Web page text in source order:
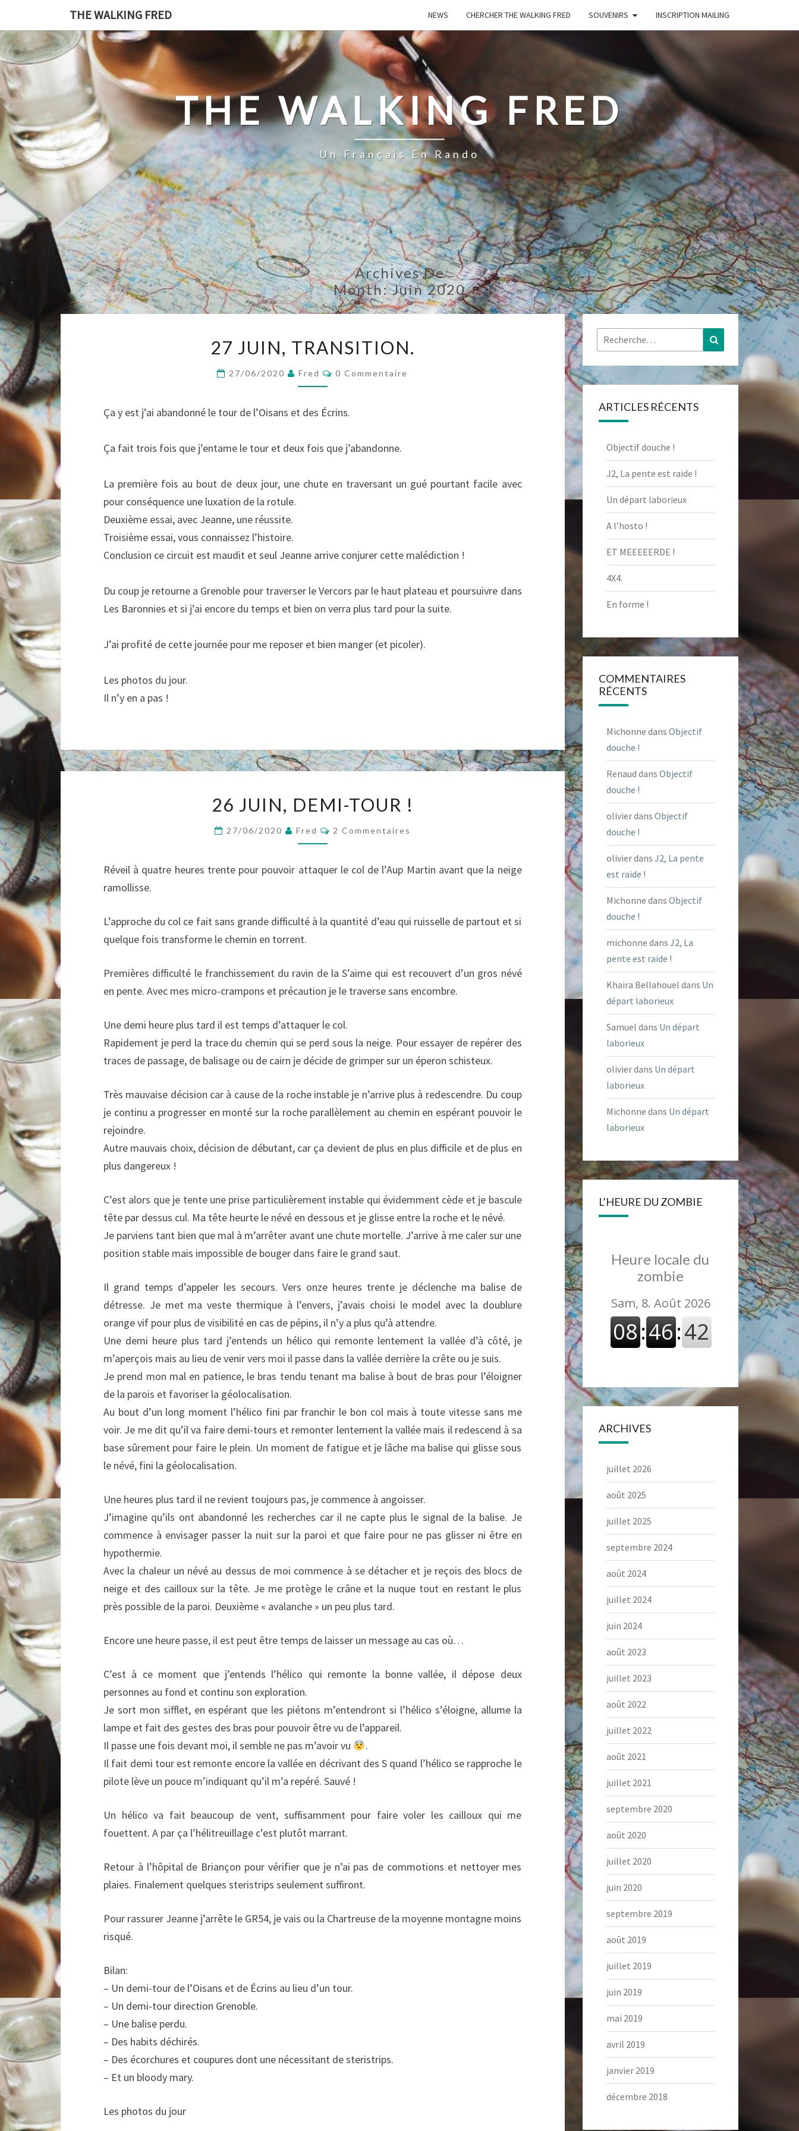
content
THE WALKING FRED NEWS CHERCHER THE WALKING FRED SOUVENIRS INSCRIPTION MAILING
THE WALKING FRED
Un Français En Rando
Archives De
Month:Juin 2020
JUIN,
TRANSITION.
27 JUIN, TRANSITION.
27/06/2020 Fred Commentaires
0 Commentaire
Ça y est j’ai abandonné le tour de l’Oisans et des Écrins.
Ça fait trois fois que j’entame le tour et deux fois que j’abandonne.
La première fois au bout de deux jour, une chute en traversant un gué pourtant facile avec
pour conséquence une luxation de la rotule.
Deuxième essai, avec Jeanne, une réussite.
Troisième essai, vous connaissez l’histoire.
Conclusion ce circuit est maudit et seul Jeanne arrive conjurer cette malédiction !
Du coup je retourne a Grenoble pour traverser le Vercors par le haut plateau et poursuivre dans
Les Baronnies et si j’ai encore du temps et bien on verra plus tard pour la suite.
J’ai profité de cette journée pour me reposer et bien manger (et picoler).
Les photos du jour.
Il n’y en a pas !
JUIN,
DEMI-
TOUR
26 JUIN, DEMI-TOUR !
27/06/2020 Fred Commentaires
2 Commentaires
Réveil à quatre heures trente pour pouvoir attaquer le col de l’Aup Martin avant que la neige
ramollisse.
L’approche du col ce fait sans grande difficulté à la quantité d’eau qui ruisselle de partout et si
quelque fois transforme le chemin en torrent.
Premières difficulté le franchissement du ravin de la S’aime qui est recouvert d’un gros névé
en pente. Avec mes micro-crampons et précaution je le traverse sans encombre.
Une demi heure plus tard il est temps d’attaquer le col.
Rapidement je perd la trace du chemin qui se perd sous la neige. Pour essayer de repérer des
traces de passage, de balisage ou de cairn je décide de grimper sur un éperon schisteux.
Très mauvaise décision car à cause de la roche instable je n’arrive plus à redescendre. Du coup
je continu a progresser en monté sur la roche parallèlement au chemin en espérant pouvoir le
rejoindre.
Autre mauvais choix, décision de débutant, car ça devient de plus en plus difficile et de plus en
plus dangereux !
C’est alors que je tente une prise particulièrement instable qui évidemment cède et je bascule
tête par dessus cul. Ma tête heurte le névé en dessous et je glisse entre la roche et le névé.
Je parviens tant bien que mal à m’arrêter avant une chute mortelle. J’arrive à me caler sur une
position stable mais impossible de bouger dans faire le grand saut.
Il grand temps d’appeler les secours. Vers onze heures trente je déclenche ma balise de
détresse. Je met ma veste thermique à l’envers, j’avais choisi le model avec la doublure
orange vif pour plus de visibilité en cas de pépins, il n’y a plus qu’à attendre.
Une demi heure plus tard j’entends un hélico qui remonte lentement la vallée d’à côté, je
m’aperçois mais au lieu de venir vers moi il passe dans la vallée derrière la crête ou je suis.
Je prend mon mal en patience, le bras tendu tenant ma balise à bout de bras pour l’éloigner
de la parois et favoriser la géolocalisation.
Au bout d’un long moment l’hélico fini par franchir le bon col mais à toute vitesse sans me
voir. Je me dit qu’il va faire demi-tours et remonter lentement la vallée mais il redescend à sa
base sûrement pour faire le plein. Un moment de fatigue et je lâche ma balise qui glisse sous
le névé, fini la géolocalisation.
Une heures plus tard il ne revient toujours pas, je commence à angoisser.
J’imagine qu’ils ont abandonné les recherches car il ne capte plus le signal de la balise. Je
commence à envisager passer la nuit sur la paroi et que faire pour ne pas glisser ni être en
hypothermie.
Avec la chaleur un névé au dessus de moi commence à se détacher et je reçois des blocs de
neige et des cailloux sur la tête. Je me protège le crâne et la nuque tout en restant le plus
près possible de la paroi. Deuxième « avalanche » un peu plus tard.
Encore une heure passe, il est peut être temps de laisser un message au cas où…
C’est à ce moment que j’entends l’hélico qui remonte la bonne vallée, il dépose deux
personnes au fond et continu son exploration.
Je sort mon sifflet, en espérant que les piétons m’entendront si l’hélico s’éloigne, allume la
lampe et fait des gestes des bras pour pouvoir être vu de l’appareil.
Il passe une fois devant moi, il semble ne pas m’avoir vu
.
Il fait demi tour est remonte encore la vallée en décrivant des S quand l’hélico se rapproche le
pilote lève un pouce m’indiquant qu’il m’a repéré. Sauvé !
Un hélico va fait beaucoup de vent, suffisamment pour faire voler les cailloux qui me
fouettent. A par ça l’hélitreuillage c’est plutôt marrant.
Retour à l’hôpital de Briançon pour vérifier que je n’ai pas de commotions et nettoyer mes
plaies. Finalement quelques steristrips seulement suffiront.
Pour rassurer Jeanne j’arrête le GR54, je vais ou la Chartreuse de la moyenne montagne moins
risqué.
Bilan:
– Un demi-tour de l’Oisans et de Écrins au lieu d’un tour.
– Un demi-tour direction Grenoble.
– Une balise perdu.
– Des habits déchirés.
– Des écorchures et coupures dont une nécessitant de steristrips.
– Et un bloody mary.
Les photos du jour
Rechercher : Recherche
ARTICLES RÉCENTS
Objectif douche !
J2, La pente est raide !
Un départ laborieux
A l’hosto !
ET MEEEEERDE !
4X4.
En forme !
COMMENTAIRES
RÉCENTS
Michonne dans Objectif
douche !
Renaud dans Objectif
douche !
olivierdans Objectif
douche !
olivierdans J2, La pente
est raide !
Michonne dans Objectif
douche !
michonne dans J2, La
pente est raide !
Khaira Bellahouel dans Un
départ laborieux
Samuel dans Un départ
laborieux
olivierdans Un départ
laborieux
Michonne dans Un départ
laborieux
L’HEURE DU ZOMBIE
Heure locale du
zombie
ARCHIVES
juillet 2026
août 2025
juillet 2025
septembre 2024
août 2024
juillet 2024
juin 2024
août 2023
juillet 2023
août 2022
juillet 2022
août 2021
juillet 2021
septembre 2020
août 2020
juillet 2020
juin 2020
septembre 2019
août 2019
juillet 2019
juin 2019
mai 2019
avril 2019
janvier 2019
décembre 2018